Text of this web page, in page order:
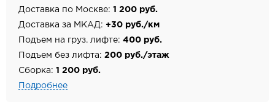
Доставка по Москве: 1 200 руб.
Доставка за МКАД: +30 руб./км
Подъем на груз. лифте: 400 руб.
Подъем без лифта: 200 руб./этаж
Сборка: 1 200 руб.
Подробнее